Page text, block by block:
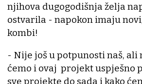
njihova dugogodišnja želja
ostvarila - napokon imaju
kombi!
- Nije još u potpunosti naš, ali
ćemo i ovaj projekt uspješno
sve projekte do sada i kako